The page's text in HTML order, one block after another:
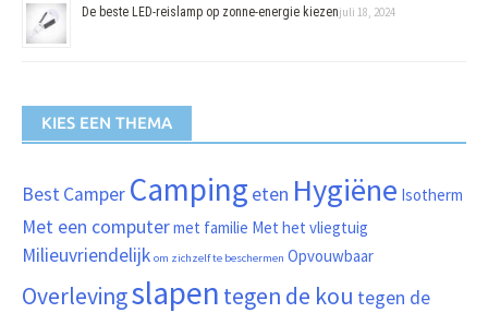
De beste LED-reislamp op zonne-energie kiezenjuli 18, 2024
KIES EEN THEMA
BestCamper Camping eten Hygiëne Isotherm
Met een computermet familie Met het vliegtuig
Milieuvriendelijk om zichzelf te beschermen Opvouwbaar
Overlevingslapen tegen de kou tegen de